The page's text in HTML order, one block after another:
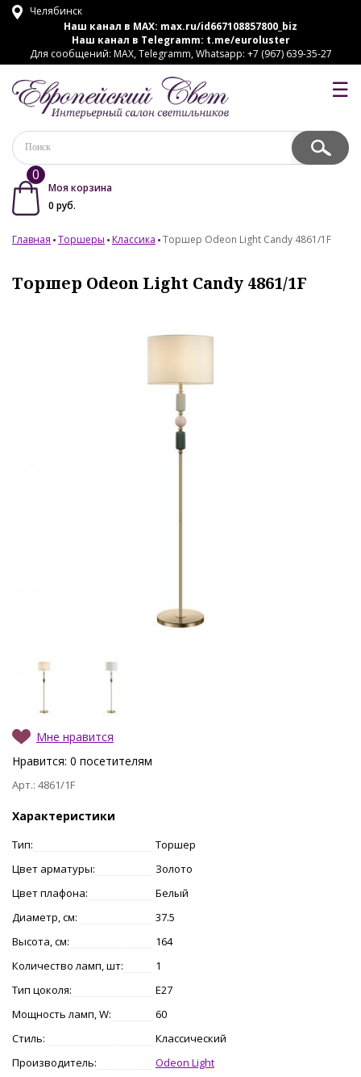
Челябинск
Наш канал в MAX: max.ru/id667108857800_biz
Наш канал в Telegramm: t.me/euroluster
Для сообщений: MAX, Telegramm, Whatsapp: +7 (967) 639-35-27
☰
0
Моя корзина
0 руб.
Главная Торшеры Классика Торшер Odeon Light Candy 4861/1F
Торшер Odeon Light Candy 4861/1F
Мне нравится
Нравится: 0 посетителям
Арт.: 4861/1F
Характеристики
Тип:
Торшер
Цвет арматуры:
Золото
Цвет плафона:
Белый
Диаметр, см:
37.5
Высота, см:
164
Количество ламп, шт:
1
Тип цоколя:
E27
Мощность ламп, W:
60
Стиль:
Классический
Производитель:
Odeon Light